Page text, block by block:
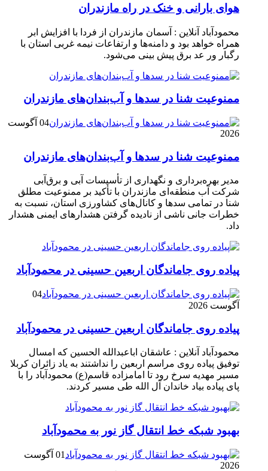
هوای بارانی و خنک در راه مازندران
محمودآباد آنلاین : آسمان مازندران از فردا با افزایش ابر
همراه خواهد بود و دامنه‌ها و ارتفاعات نیمه غربی استان با
رگبار ور عد برق پیش بینی می‌شود.
ممنوعیت شنا در سدها و آب‌بندان‌‌های مازندران
04 آگوست
2026
ممنوعیت شنا در سدها و آب‌بندان‌‌های مازندران
مدیر بهره‌برداری و نگهداری از تأسیسات آبی و برق‌آبی
شرکت آب منطقه‌ای مازندران با تأکید بر ممنوعیت مطلق
شنا در تمامی سدها و کانال‌های کشاورزی استان، نسبت به
خطرات جانی ناشی از نادیده گرفتن هشدارهای ایمنی هشدار
داد.
پیاده روی جاماندگان اربعین حسینی در محمودآباد
04
آگوست 2026
پیاده روی جاماندگان اربعین حسینی در محمودآباد
محمودآباد آنلاین : عاشقان اباعبدالله الحسین که امسال
توفیق پیاده روی مراسم اربعین را نداشتند به یاد زائران کربلا
مسیر مهدیه سرخ رود تا امامزاده قاسم(ع) محمودآباد را با
پای پیاده بیاد خاندان آل الله طی مسیر کردند.
بهبود شبکه خط انتقال گاز نور به محمودآباد
01 آگوست
2026